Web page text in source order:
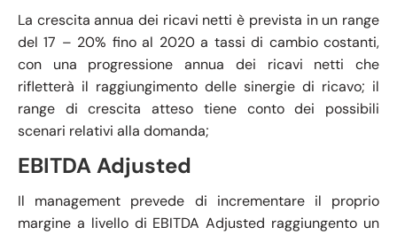
La crescita annua dei ricavi netti è prevista in un range
del 17 – 20% fino al 2020 a tassi di cambio costanti,
con una progressione annua dei ricavi netti che
rifletterà il raggiungimento delle sinergie di ricavo; il
range di crescita atteso tiene conto dei possibili
scenari relativi alla domanda;
EBITDA Adjusted
Il management prevede di incrementare il proprio
margine a livello di EBITDA Adjusted raggiungento un